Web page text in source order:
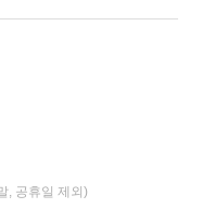
, 공휴일 제외)